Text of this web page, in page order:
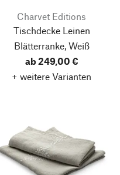
Charvet Editions
Tischdecke Leinen
Blätterranke, Weiß
ab 249,00 €
+ weitere Varianten